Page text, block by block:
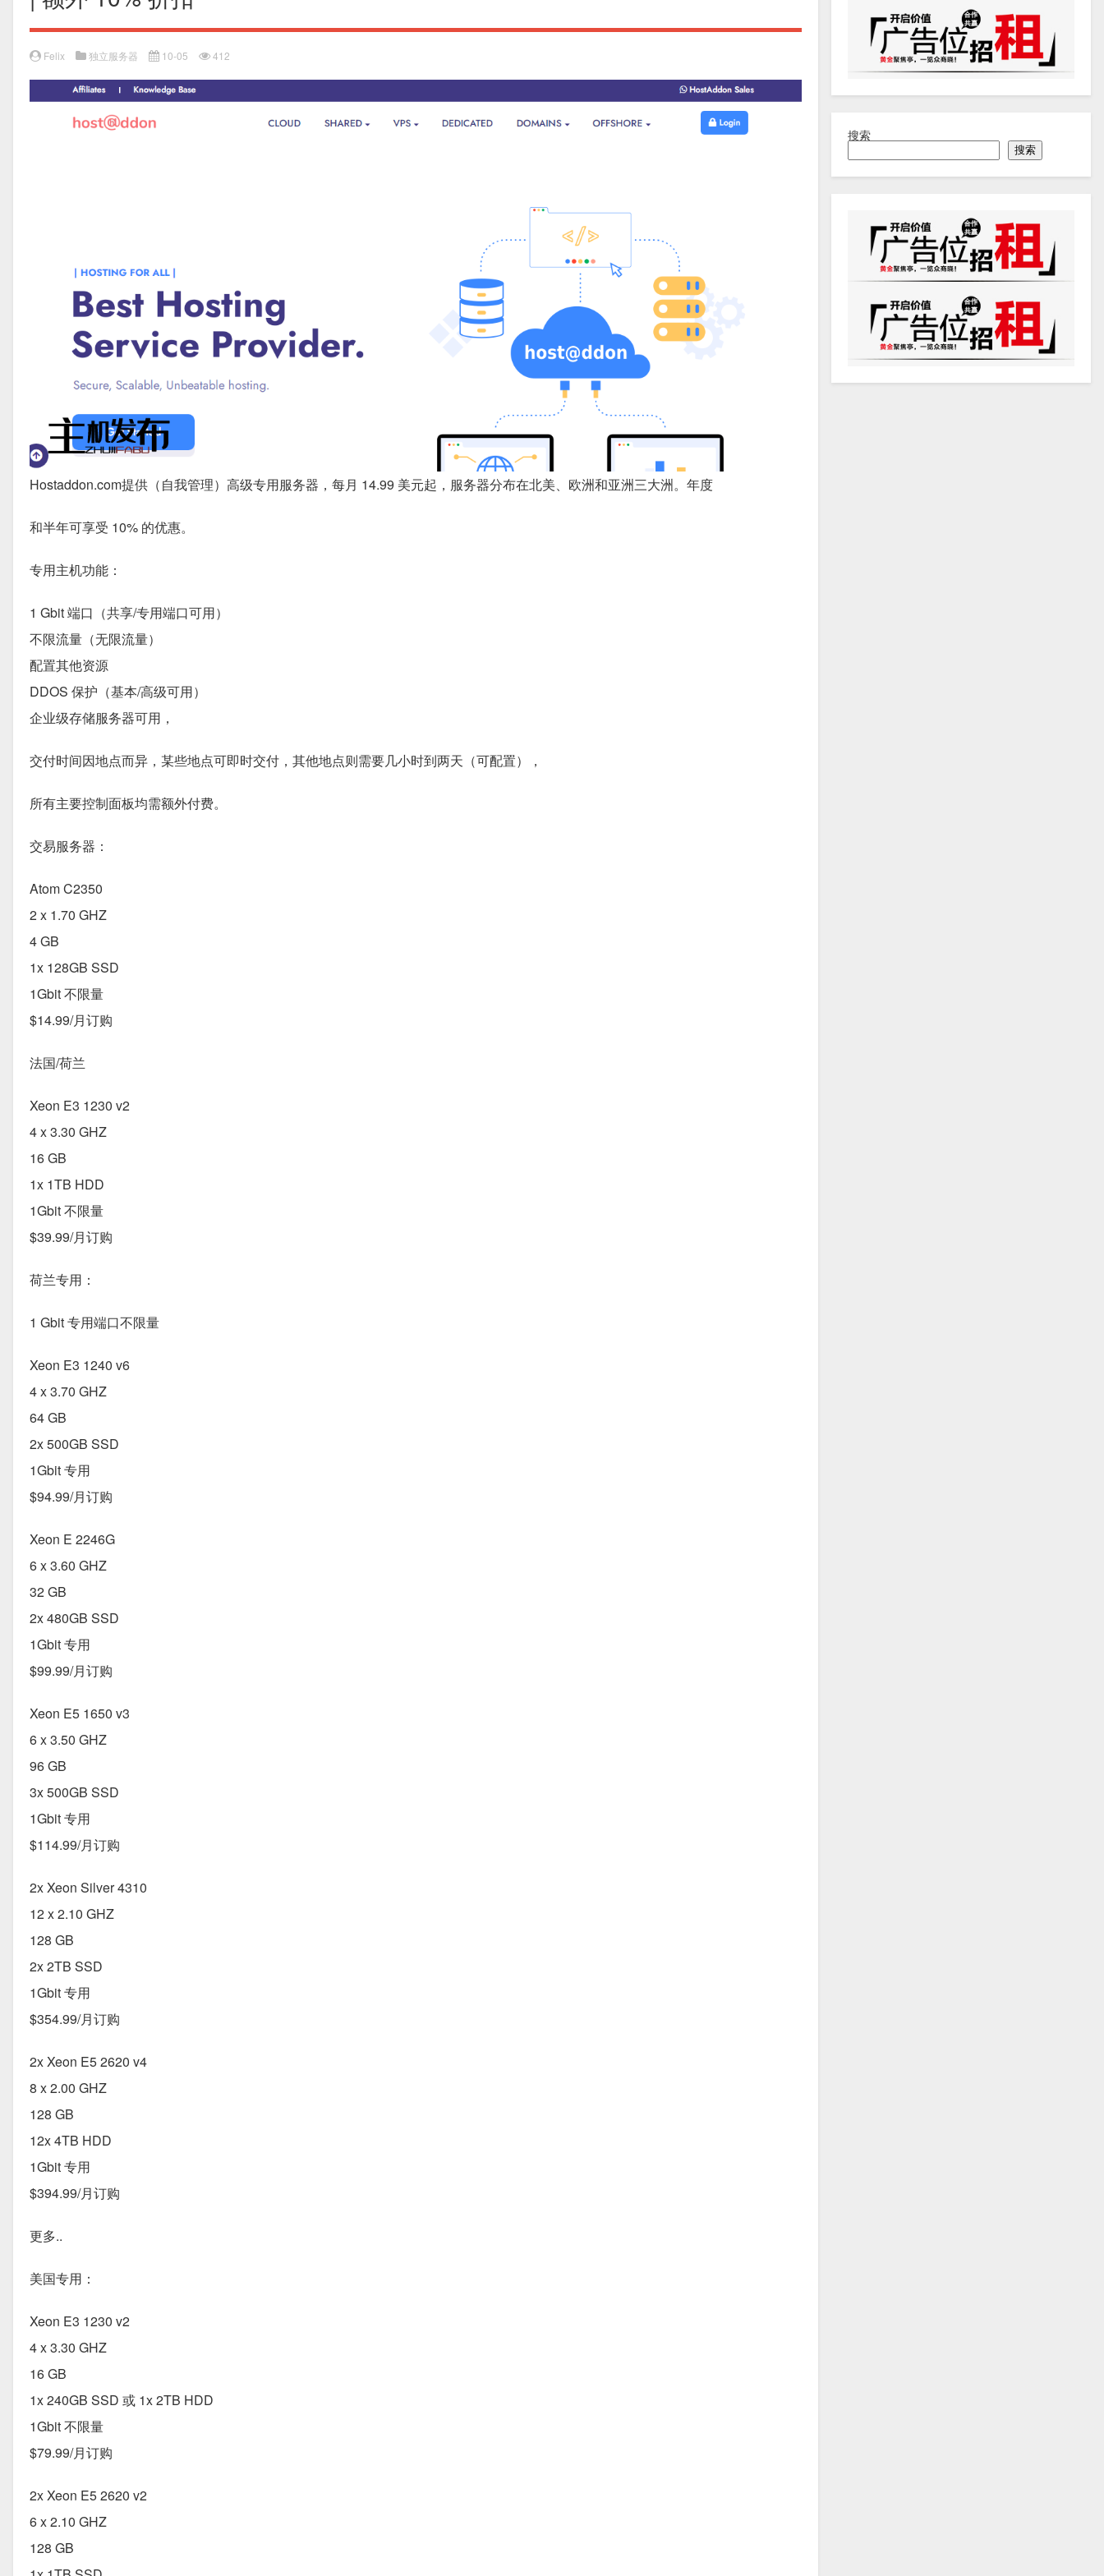
Felix 独立服务器 10-05 412
Hostaddon.com提供（自我管理）高级专用服务器，每月 14.99 美元起，服务器分布在北美、欧洲和亚洲三大洲。年度
和半年可享受 10% 的优惠。
专用主机功能：
1 Gbit 端口（共享/专用端口可用）
不限流量（无限流量）
配置其他资源
DDOS 保护（基本/高级可用）
企业级存储服务器可用，
交付时间因地点而异，某些地点可即时交付，其他​​地点则需要几小时到两天（可配置），
所有主要控制面板均需额外付费。
交易服务器：
Atom C2350
2 x 1.70 GHZ
4 GB
1x 128GB SSD
1Gbit 不限量
$14.99/月订购
法国/荷兰
Xeon E3 1230 v2
4 x 3.30 GHZ
16 GB
1x 1TB HDD
1Gbit 不限量
$39.99/月订购
荷兰专用：
1 Gbit 专用端口不限量
Xeon E3 1240 v6
4 x 3.70 GHZ
64 GB
2x 500GB SSD
1Gbit 专用
$94.99/月订购
Xeon E 2246G
6 x 3.60 GHZ
32 GB
2x 480GB SSD
1Gbit 专用
$99.99/月订购
Xeon E5 1650 v3
6 x 3.50 GHZ
96 GB
3x 500GB SSD
1Gbit 专用
$114.99/月订购
2x Xeon Silver 4310
12 x 2.10 GHZ
128 GB
2x 2TB SSD
1Gbit 专用
$354.99/月订购
2x Xeon E5 2620 v4
8 x 2.00 GHZ
128 GB
12x 4TB HDD
1Gbit 专用
$394.99/月订购
更多..
美国专用：
Xeon E3 1230 v2
4 x 3.30 GHZ
16 GB
1x 240GB SSD 或 1x 2TB HDD
1Gbit 不限量
$79.99/月订购
2x Xeon E5 2620 v2
6 x 2.10 GHZ
128 GB
搜索
搜索